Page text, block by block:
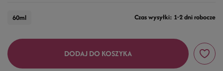
Czas wysyłki: 1-2 dni robocze
60ml
DODAJ DO KOSZYKA